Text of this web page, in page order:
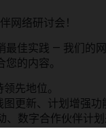
网络研讨会！
佳实践 — 我们的
的内容。
先地位。
更新、计划增强功
数字合作伙伴计划